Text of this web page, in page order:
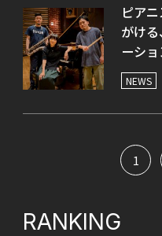
ピア
がけ
ーシ
作品と
配信！
NEWS
1
RANKING